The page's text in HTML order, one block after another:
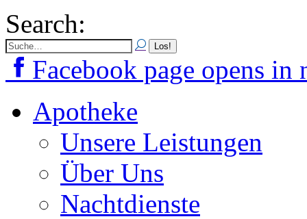
Search:
Facebook page opens
Apotheke
Unsere Leistungen
Über Uns
Nachtdienste